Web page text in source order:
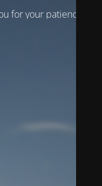
for your patience!